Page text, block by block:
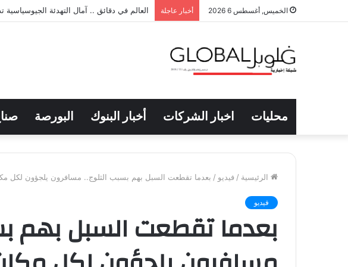
الخميس, أغسطس 6 2026 أخبار عاجلة الرئيس التنفيذي لنفط الكويت أحمد العيدان
محليات اخبار الشركات أخبار البنوك البورصة
الرئيسية / فيديو / بعدما تقطعت السبل بهم بسبب الثلوج.. مسافرون يلجؤون لكل
فيديو
بعدما تقطعت السبل بهم